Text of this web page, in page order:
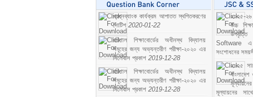
প্রশ্নব্যাংক কার্যক্রম আপাতত স্থগিতকরণের
নোটিশ 2020-01-22
বরিশাল শিক্ষাবোর্ডের অধীনস্থ বিদ্যালয়
সমূহের জন্য অভ্যন্তরীণ পরীক্ষা-২০২০ এর
সিলেবাস প্রকাশ 2019-12-28
বরিশাল শিক্ষাবোর্ডের অধীনস্থ বিদ্যালয়
সমূহের জন্য অভ্যন্তরীণ পরীক্ষা-২০২০ এর
সিলেবাস প্রকাশ 2019-12-28
২০২৫-২৬
উচ্চ
উপবৃত্তি
Software এ
সংশোধনের
২০২৫
মূল্যায়নের